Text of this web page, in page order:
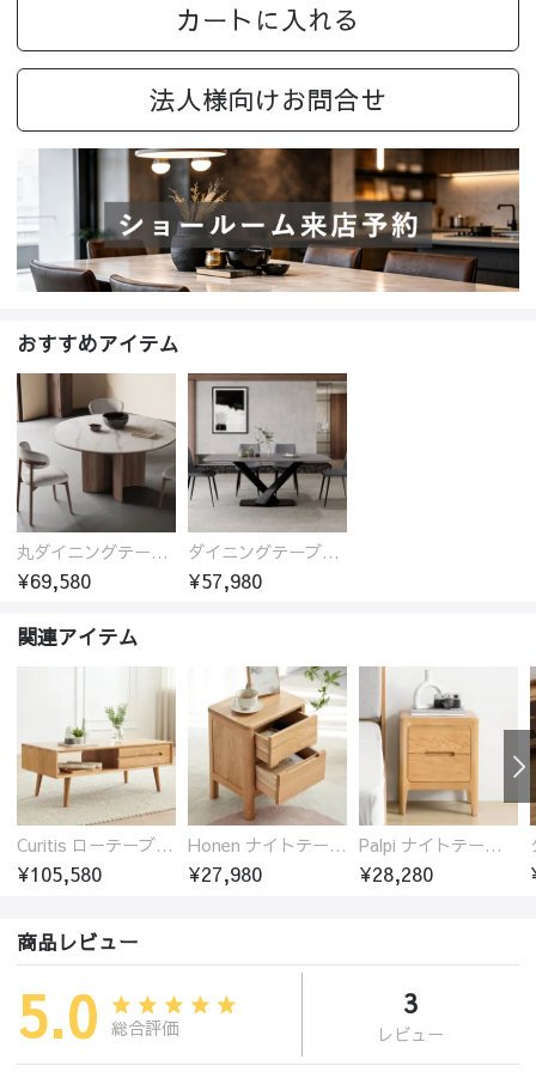
カートに入れる
法人様向けお問合せ
おすすめアイテム
丸ダイニングテーブル セラミック天板 耐熱 キズに強い 丸型 北欧 無垢材 円卓 円型
¥69,580
ダイニングテーブル おしゃれ セラミック天板 大理石柄 食卓 4人用 4人 6人 140cm 160cm 180cm 耐久性 耐熱 食事テーブル
¥57,980
関連アイテム
Curitis ローテーブル センターテーブル オーク材 収納付き 2色選び シンプル ほぞ継ぎ 5サイズ
¥105,580
Honen ナイトテーブル サイドテーブル 引き出し2杯 オーク材 木製 無垢材
¥27,980
Palpi ナイトテーブル サイドテーブル 引き出し2杯 オーク材 木製 無垢材
¥28,280
商品レビュー
5.0 総合評価
3
レビュー